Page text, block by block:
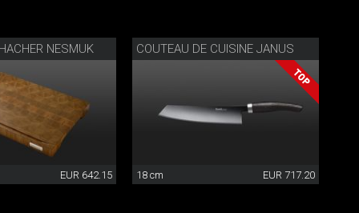
NESMUK
EUR 642.15
COUTEAU DE CUISINE JANUS
18 cm EUR 717.20